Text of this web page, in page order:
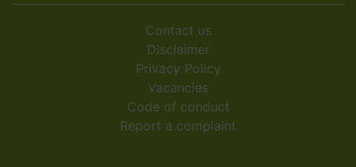
Contact us
Disclaimer
Privacy Policy
Vacancies
Code of conduct
Report a complaint